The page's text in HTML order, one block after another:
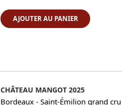
AJOUTER AU PANIER
CHÂTEAU MANGOT 2025
Bordeaux - Saint-Émilion grand cru